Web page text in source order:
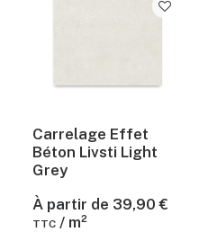
Carrelage Effet
Béton Livsti Light
Grey
À partir de 39,90€
TTC / m²